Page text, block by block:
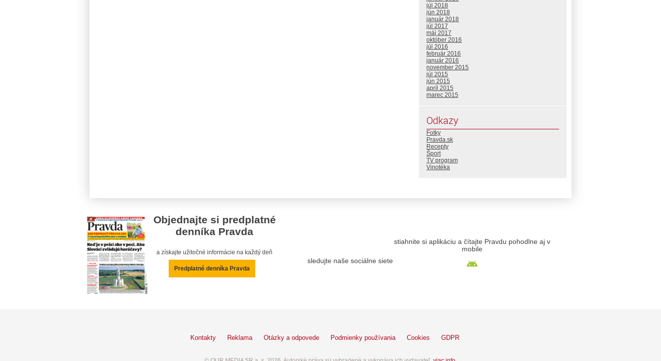
júl 2018
jún 2018
január 2018
júl 2017
máj 2017
október 2016
júl 2016
február 2016
január 2016
november 2015
júl 2015
jún 2015
apríl 2015
marec 2015
Odkazy
Fotky
Pravda.sk
Recepty
Šport
TV program
Vinotéka
Objednajte si predplatné
denníka Pravda
a získajte užitočné informácie na každý deň
Predplatné denníka Pravda
sledujte naše sociálne siete
stiahnite si aplikáciu a čítajte Pravdu pohodlne aj v
mobile
Kontakty Reklama Otázky a odpovede Podmienky používania Cookies GDPR